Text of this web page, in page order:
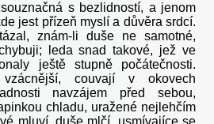
s bezlidností, a jenom
jest přízeň myslí a důvěra srdcí.
znám-li duše ne samotné,
leda snad takové, jež ve
ještě stupně počátečnosti.
couvají v okovech
navzájem před sebou,
chladu, uražené nejlehčím